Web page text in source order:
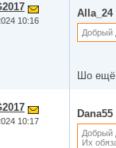
10:16
Alla_24
Добрый
Шо ещё
10:17
Dana55
Добрый
Их